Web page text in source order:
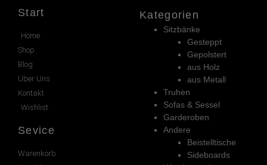
Start
Home
Shop
Blog
Über Uns
Kontakt
Wishlist
Sevice
Warenkorb
Kategorien
Sitzbänke
Gesteppt
Gepolstert
aus Holz
aus Metall
Truhen
Sofas & Sessel
Garderoben
Andere
Beistelltische
Sideboards